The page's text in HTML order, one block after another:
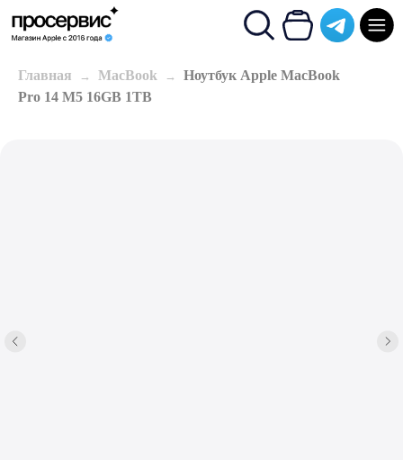
Главная MacBook
Ноутбук Apple MacBook
Pro 14 M5 16GB 1TB